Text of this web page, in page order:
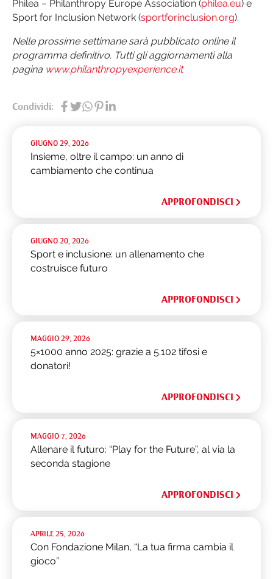
Philea – Philanthropy Europe Association (philea.eu) e
Sport for Inclusion Network (sportforinclusion.org).
Nelle prossime settimane sarà pubblicato online il
programma definitivo. Tutti gli aggiornamenti alla
pagina www.philanthropyexperience.it
Condividi:
GIUGNO 29, 2026
Insieme, oltre il campo: un anno di
cambiamento che continua
APPROFONDISCI
GIUGNO 20, 2026
Sport e inclusione: un allenamento che
costruisce futuro
APPROFONDISCI
MAGGIO 29, 2026
5×1000 anno 2025: grazie a 5.102 tifosi e
donatori!
APPROFONDISCI
MAGGIO 7, 2026
Allenare il futuro: “Play for the Future”, al via la
seconda stagione
APPROFONDISCI
APRILE 25, 2026
Con Fondazione Milan, “La tua firma cambia il
gioco”